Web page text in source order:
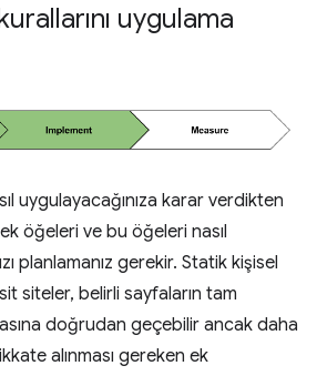
uygulama
uygulayacağınıza karar verdikten
öğeleri ve bu öğeleri nasıl
planlamanız gerekir. Statik kişisel
siteler, belirli sayfaların tam
doğrudan geçebilir ancak daha
alınması gereken ek